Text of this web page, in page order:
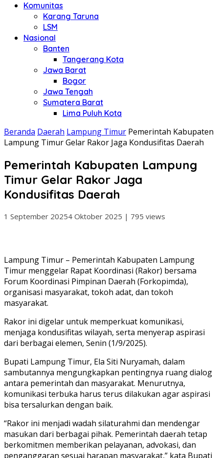
Komunitas
Karang Taruna
LSM
Nasional
Banten
Tangerang Kota
Jawa Barat
Bogor
Jawa Tengah
Sumatera Barat
Lima Puluh Kota
Beranda Daerah Lampung Timur Pemerintah Kabupaten
Lampung Timur Gelar Rakor Jaga Kondusifitas Daerah
Pemerintah Kabupaten Lampung
Timur Gelar Rakor Jaga
Kondusifitas Daerah
1 September 20254 Oktober 2025 | 795 views
Lampung Timur – Pemerintah Kabupaten Lampung
Timur menggelar Rapat Koordinasi (Rakor) bersama
Forum Koordinasi Pimpinan Daerah (Forkopimda),
organisasi masyarakat, tokoh adat, dan tokoh
masyarakat.
Rakor ini digelar untuk memperkuat komunikasi,
menjaga kondusifitas wilayah, serta menyerap aspirasi
dari berbagai elemen, Senin (1/9/2025).
Bupati Lampung Timur, Ela Siti Nuryamah, dalam
sambutannya mengungkapkan pentingnya ruang dialog
antara pemerintah dan masyarakat. Menurutnya,
komunikasi terbuka harus terus dilakukan agar aspirasi
bisa tersalurkan dengan baik.
“Rakor ini menjadi wadah silaturahmi dan mendengar
masukan dari berbagai pihak. Pemerintah daerah tetap
berkomitmen memberikan pelayanan, advokasi, dan
penganggaran sesuai harapan masyarakat,” kata Bupati